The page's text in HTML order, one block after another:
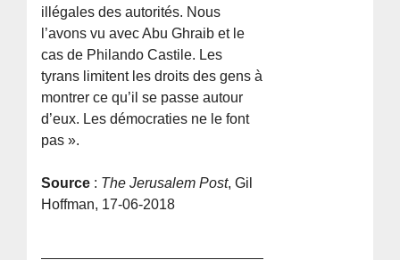
illégales des autorités. Nous
l’avons vu avec Abu Ghraib et le
cas de Philando Castile. Les
tyrans limitent les droits des gens à
montrer ce qu’il se passe autour
d’eux. Les démocraties ne le font
pas ».
Source : The Jerusalem Post, Gil
Hoffman, 17-06-2018